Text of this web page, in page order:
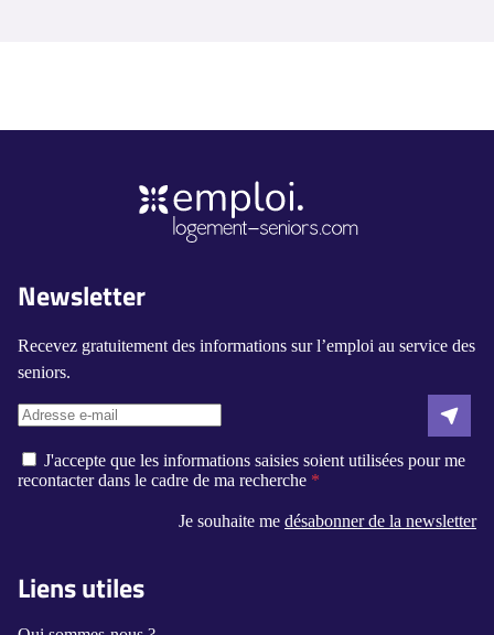
Newsletter
Recevez gratuitement des informations sur l’emploi au service des
seniors.
J'accepte que les informations saisies soient utilisées pour me
recontacter dans le cadre de ma recherche
Je souhaite me désabonner de la newsletter
Liens utiles